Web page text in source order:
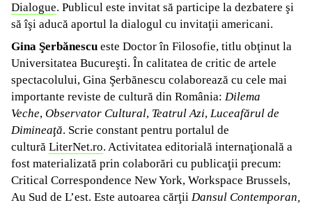
Dialogue. Publicul este invitat să participe la dezbatere şi
să îşi aducă aportul la dialogul cu invitaţii americani.
Gina Şerbănescu este Doctor în Filosofie, titlu obţinut la
Universitatea Bucureşti. În calitatea de critic de artele
spectacolului, Gina Şerbănescu colaborează cu cele mai
importante reviste de cultură din România: Dilema
Veche, Observator Cultural, Teatrul Azi, Luceafărul de
Dimineaţă. Scrie constant pentru portalul de
cultură LiterNet.ro. Activitatea editorială internaţională a
fost materializată prin colaborări cu publicaţii precum:
Critical Correspondence New York, Workspace Brussels,
Au Sud de L’est. Este autoarea cărţii Dansul Contemporan,